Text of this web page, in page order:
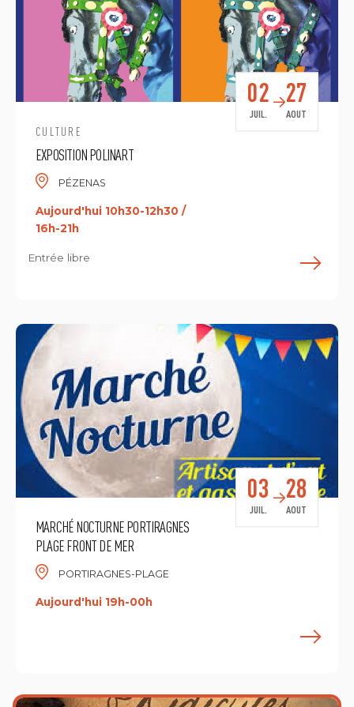
CULTURE
EXPOSITION POLINART
PÉZENAS
Aujourd'hui 10h30-12h30 /
16h-21h
02
JUIL.
27
AOUT
Entrée libre
MARCHÉ NOCTURNE PORTIRAGNES
PLAGE FRONT DE MER
PORTIRAGNES-PLAGE
Aujourd'hui 19h-00h
03
JUIL.
28
AOUT